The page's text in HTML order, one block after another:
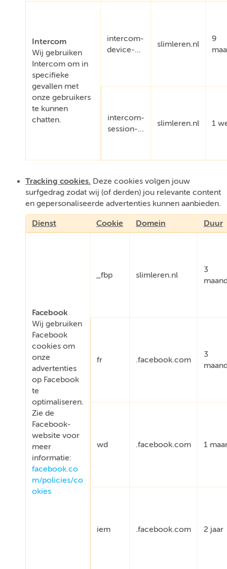
Intercom
Wij gebruiken
Intercom om in
specifieke
gevallen met
onze gebruikers
te kunnen
chatten.
intercom-
device-...
slimleren.nl
9
intercom-
session-...
slimleren.nl 1
Tracking cookies. Deze cookies volgen jouw
surfgedrag zodat wij (of derden) jou relevante content
en gepersonaliseerde advertenties kunnen aanbieden.
Dienst Cookie Domein Duur
Facebook
Wij gebruiken
Facebook
cookies om
onze
advertenties
op Facebook
te
optimaliseren.
Zie de
Facebook-
website voor
meer
informatie:
facebook.co
m/policies/co
okies
_fbp slimleren.nl
3
fr .facebook.com
3
wd .facebook.com 1
iem .facebook.com 2 jaar